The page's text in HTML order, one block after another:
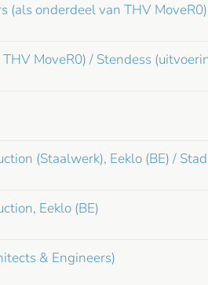
(als onderdeel van THV
MoveR0) / Stendess
(Staalwerk), Eeklo (BE) /
Eeklo (BE)
& Engineers)